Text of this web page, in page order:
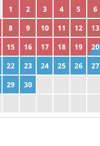
1 2 3 4 5
6
8 9 10 11 12
13
15 16 17 18 19
20
22 23 24 25 26
27
29 30